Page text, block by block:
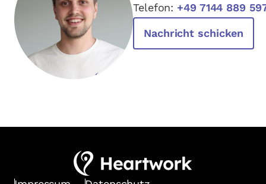
Telefon: +49 7144 889
Nachricht schicken